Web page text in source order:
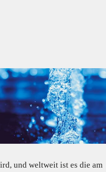
und weltweit ist es die am